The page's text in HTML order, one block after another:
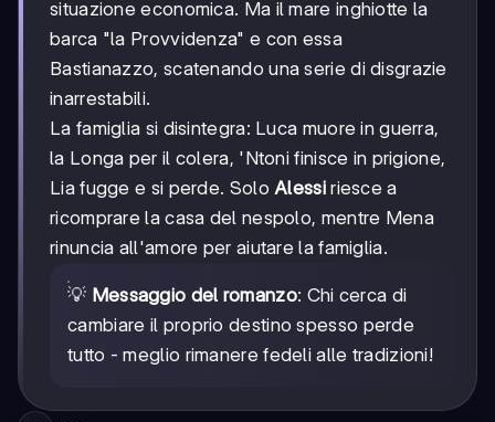
situazione economica. Ma il mare inghiotte la
barca "la Provvidenza" e con essa
Bastianazzo, scatenando una serie di disgrazie
inarrestabili.
La famiglia si disintegra: Luca muore in guerra,
la Longa per il colera, 'Ntoni finisce in prigione,
Lia fugge e si perde. Solo Alessiriesce a
ricomprare la casa del nespolo, mentre Mena
rinuncia all'amore per aiutare la famiglia.
💡 Messaggio del romanzo: Chi cerca di
cambiare il proprio destino spesso perde
tutto - meglio rimanere fedeli alle tradizioni!